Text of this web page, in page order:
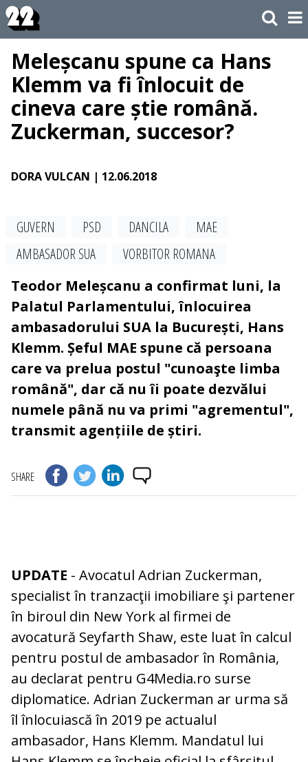
Meleșcanu spune ca Hans
Klemm va fi înlocuit de
cineva care știe română.
Zuckerman, succesor?
DORA VULCAN | 12.06.2018
GUVERN PSD DANCILA
MAE
AMBASADOR SUA
VORBITOR ROMANA
Teodor Meleșcanu a confirmat luni, la
Palatul Parlamentului, înlocuirea
ambasadorului SUA la București, Hans
Klemm. Șeful MAE spune că persoana
care va prelua postul "cunoaşte limba
română", dar că nu îi poate dezvălui
numele până nu va primi "agrementul",
transmit agențiile de știri.
SHARE
UPDATE - Avocatul Adrian Zuckerman,
specialist în tranzacţii imobiliare şi partener
în biroul din New York al firmei de
avocatură Seyfarth Shaw, este luat în calcul
pentru postul de ambasador în România,
au declarat pentru G4Media.ro surse
diplomatice. Adrian Zuckerman ar urma să
îl înlocuiască în 2019 pe actualul
ambasador, Hans Klemm. Mandatul lui